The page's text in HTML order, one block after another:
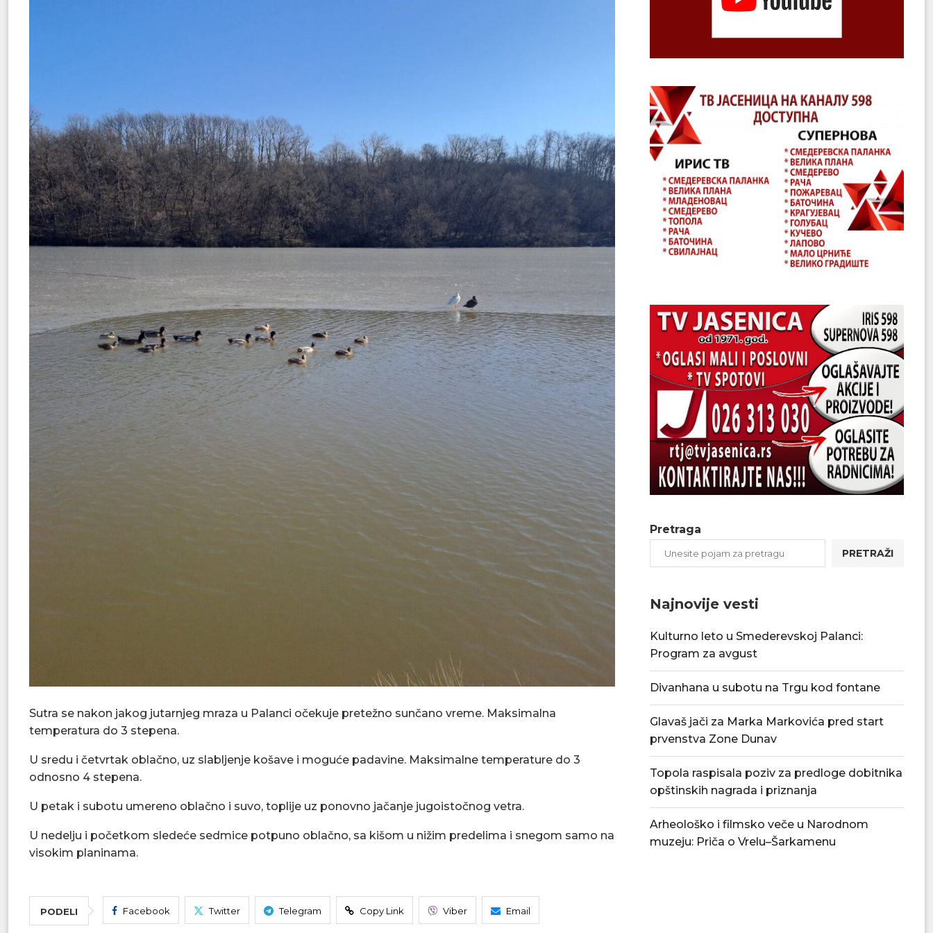
Sutra se nakon jakog jutarnjeg mraza u Palanci očekuje pretežno sunčano vreme. Maksimalna
temperatura do 3 stepena.
U sredu i četvrtak oblačno, uz slabljenje košave i moguće padavine. Maksimalne temperature do 3
odnosno 4 stepena.
U petak i subotu umereno oblačno i suvo, toplije uz ponovno jačanje jugoistočnog vetra.
U nedelju i početkom sledeće sedmice potpuno oblačno, sa kišom u nižim predelima i snegom samo na
visokim planinama.
PODELI Facebook Twitter Telegram Copy Link Viber Email
Pretraga
PRETRAŽI
Najnovije vesti
Kulturno leto u Smederevskoj Palanci:
Program za avgust
Divanhana u subotu na Trgu kod fontane
Glavaš jači za Marka Markovića pred start
prvenstva Zone Dunav
Topola raspisala poziv za predloge dobitnika
opštinskih nagrada i priznanja
Arheološko i filmsko veče u Narodnom
muzeju: Priča o Vrelu–Šarkamenu